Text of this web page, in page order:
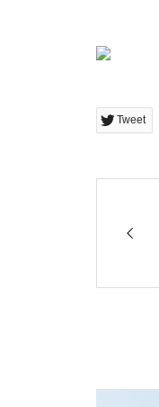
Tweet